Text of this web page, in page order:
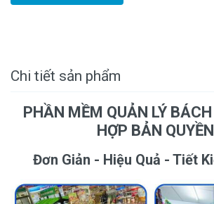
Chi tiết sản phẩm
PHẦN MỀM QUẢN LÝ
HỢP BẢN QUYỀN
Đơn Giản - Hiệu Quả - Tiết